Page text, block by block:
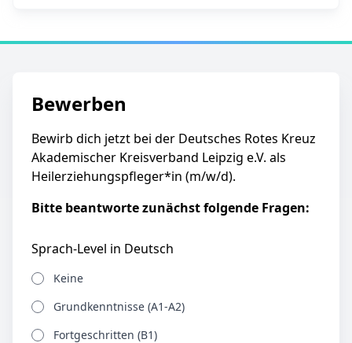
Bewerben
Bewirb dich jetzt bei der Deutsches Rotes Kreuz
Akademischer Kreisverband Leipzig e.V. als
Heilerziehungspfleger*in (m/w/d).
Bitte beantworte zunächst folgende Fragen:
Sprach-Level in Deutsch
Keine
Grundkenntnisse (A1-A2)
Fortgeschritten (B1)